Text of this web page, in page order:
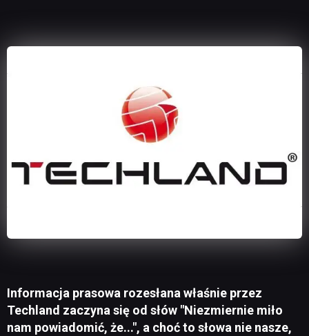
Informacja prasowa rozesłana właśnie przez
Techland zaczyna się od słów "Niezmiernie miło
nam powiadomić, że...", a choć to słowa nie nasze,